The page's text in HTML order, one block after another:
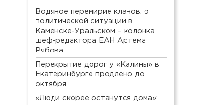
Водяное перемирие кланов: о
политической ситуации в
Каменске-Уральском – колонка
шеф-редактора ЕАН Артема
Рябова
Перекрытие дорог у «Калины» в
Екатеринбурге продлено до
октября
«Люди скорее останутся дома»: